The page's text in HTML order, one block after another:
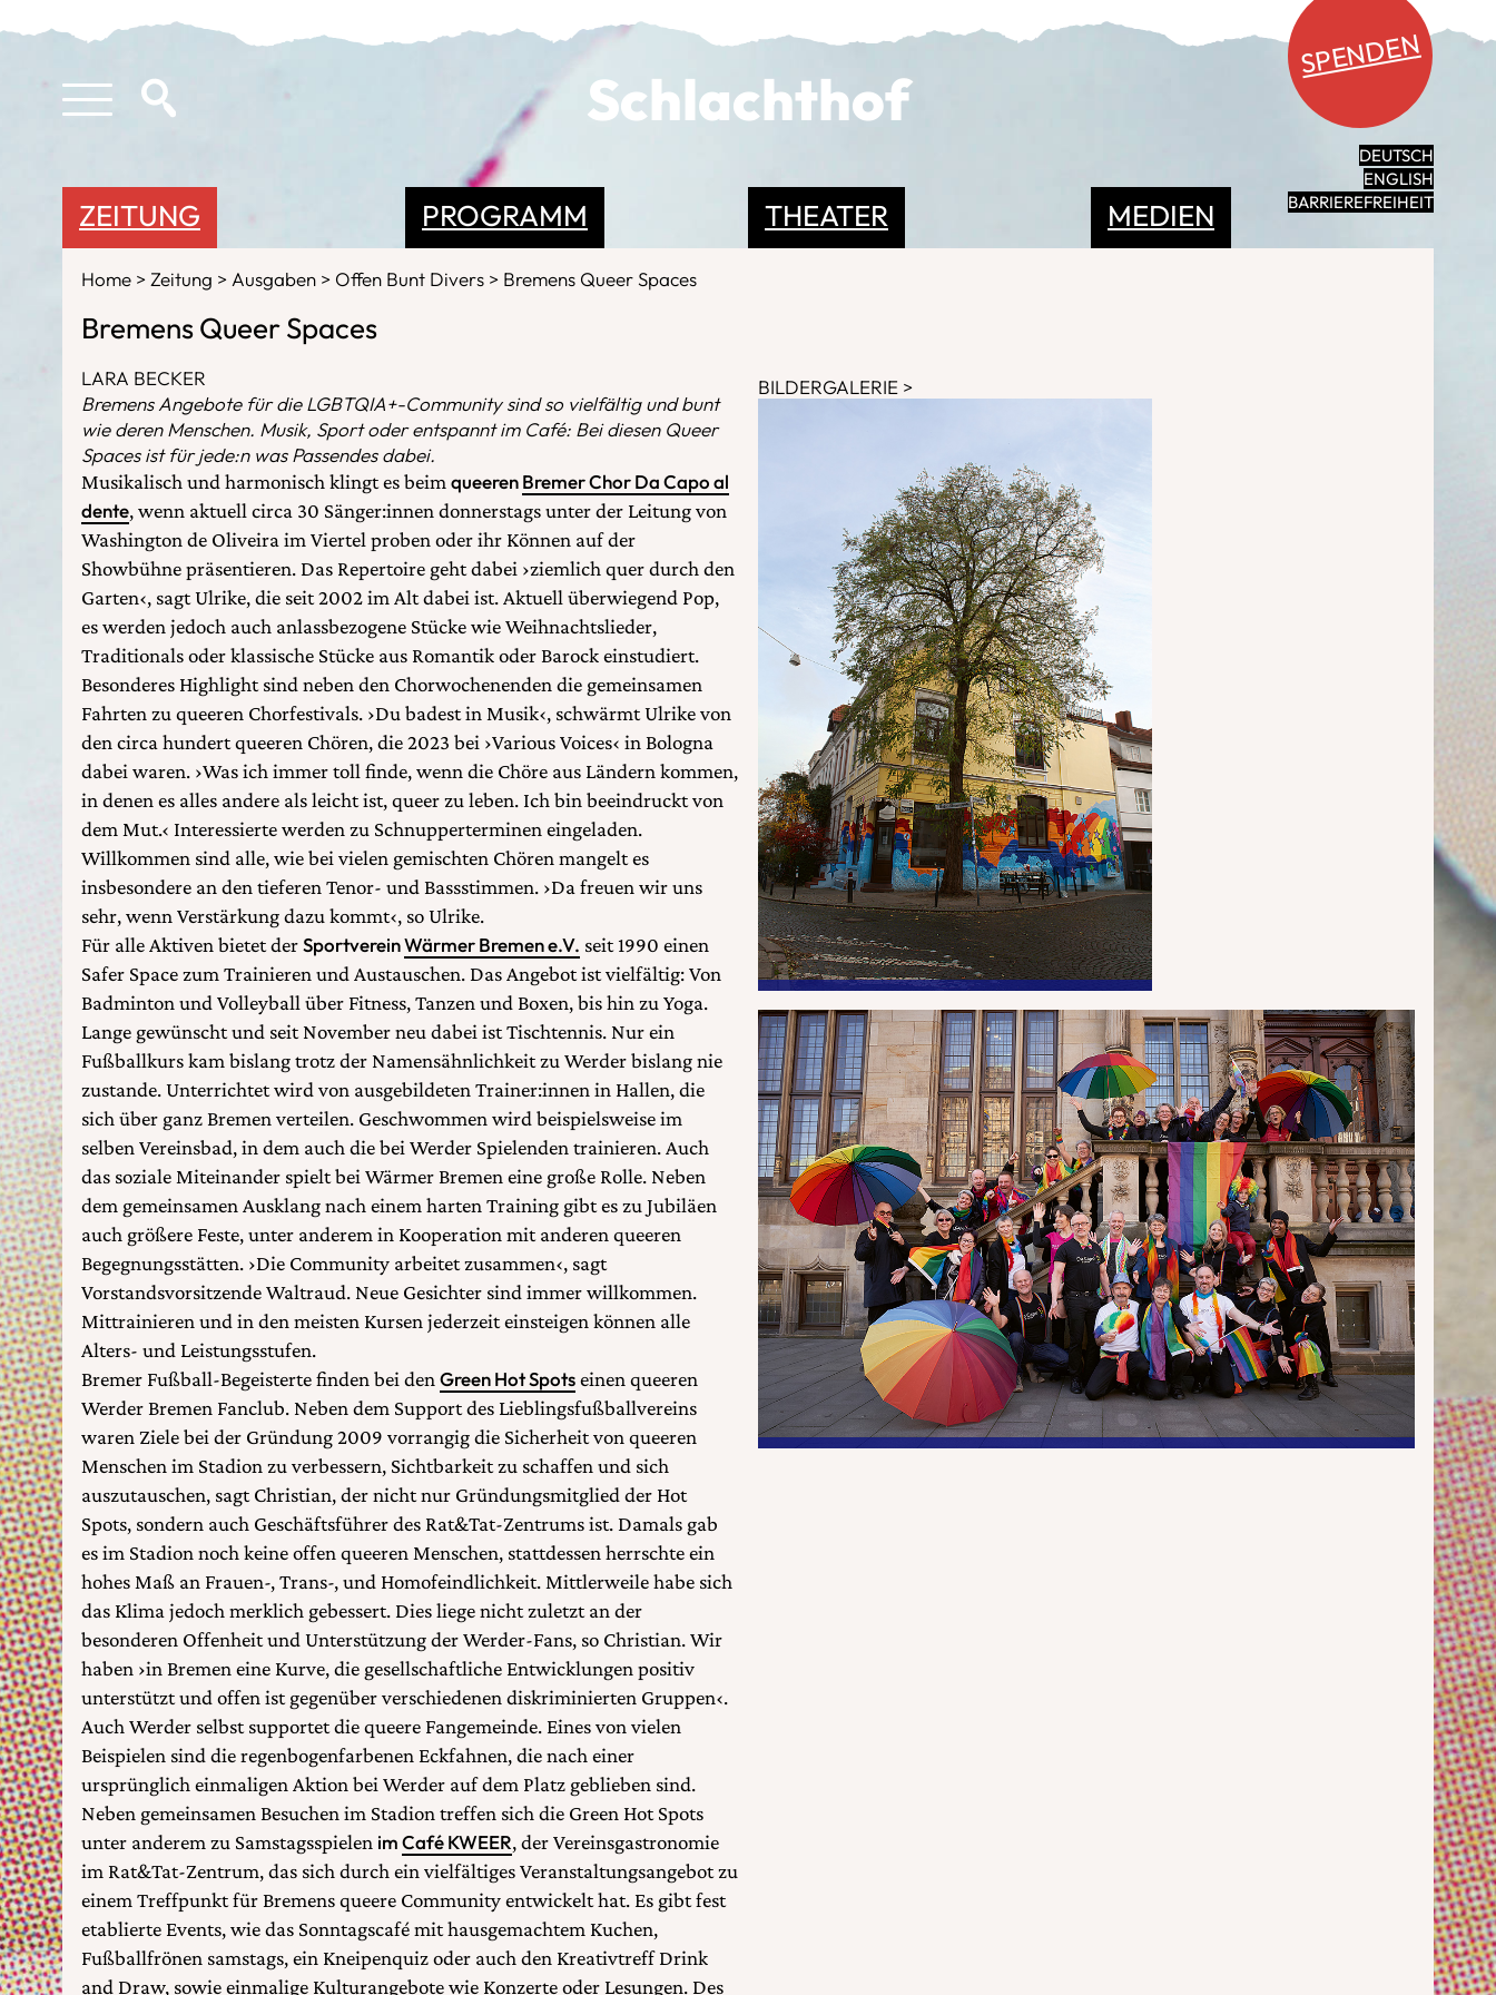
Schlachthof
SPENDEN
DEUTSCH
ENGLISH
BARRIEREFREIHEIT
PROGRAMM THEATER MEDIEN
ZEITUNG
Home Zeitung Ausgaben Offen Bunt Divers Bremens Queer Spaces
Bremens Queer Spaces
LARA BECKER
Bremens Angebote für die LGBTQIA+-Community sind so vielfältig und bunt
wie deren Menschen. Musik, Sport oder entspannt im Café: Bei diesen Queer
Spaces ist für jede:n was Passendes dabei.
Musikalisch und harmonisch klingt es beim queerenBremer Chor Da Capo al
dente, wenn aktuell circa 30 Sänger:innen donnerstags unter der Leitung von
Washington de Oliveira im Viertel proben oder ihr Können auf der
Showbühne präsentieren. Das Repertoire geht dabei ›ziemlich quer durch den
Garten‹, sagt Ulrike, die seit 2002 im Alt dabei ist. Aktuell überwiegend Pop,
es werden jedoch auch anlassbezogene Stücke wie Weihnachtslieder,
Traditionals oder klassische Stücke aus Romantik oder Barock einstudiert.
Besonderes Highlight sind neben den Chorwochenenden die gemeinsamen
Fahrten zu queeren Chorfestivals. ›Du badest in Musik‹, schwärmt Ulrike von
den circa hundert queeren Chören, die 2023 bei ›Various Voices‹ in Bologna
dabei waren. ›Was ich immer toll finde, wenn die Chöre aus Ländern kommen,
in denen es alles andere als leicht ist, queer zu leben. Ich bin beeindruckt von
dem Mut.‹ Interessierte werden zu Schnupperterminen eingeladen.
Willkommen sind alle, wie bei vielen gemischten Chören mangelt es
insbesondere an den tieferen Tenor- und Bassstimmen. ›Da freuen wir uns
sehr, wenn Verstärkung dazu kommt‹, so Ulrike.
Für alle Aktiven bietet derSportvereinWärmer Bremen e.V. seit 1990 einen
Safer Space zum Trainieren und Austauschen. Das Angebot ist vielfältig: Von
Badminton und Volleyball über Fitness, Tanzen und Boxen, bis hin zu Yoga.
Lange gewünscht und seit November neu dabei ist Tischtennis. Nur ein
Fußballkurs kam bislang trotz der Namensähnlichkeit zu Werder bislang nie
zustande. Unterrichtet wird von ausgebildeten Trainer:innen in Hallen, die
sich über ganz Bremen verteilen. Geschwommen wird beispielsweise im
selben Vereinsbad, in dem auch die bei Werder Spielenden trainieren. Auch
das soziale Miteinander spielt bei Wärmer Bremen eine große Rolle. Neben
dem gemeinsamen Ausklang nach einem harten Training gibt es zu Jubiläen
auch größere Feste, unter anderem in Kooperation mit anderen queeren
Begegnungsstätten. ›Die Community arbeitet zusammen‹, sagt
Vorstandsvorsitzende Waltraud. Neue Gesichter sind immer willkommen.
Mittrainieren und in den meisten Kursen jederzeit einsteigen können alle
Alters- und Leistungsstufen.
Bremer Fußball-Begeisterte finden bei den Green Hot Spotseinen queeren
Werder Bremen Fanclub. Neben dem Support des Lieblingsfußballvereins
waren Ziele bei der Gründung 2009 vorrangig die Sicherheit von queeren
Menschen im Stadion zu verbessern, Sichtbarkeit zu schaffen und sich
auszutauschen, sagt Christian, der nicht nur Gründungsmitglied der Hot
Spots, sondern auch Geschäftsführer des Rat&Tat-Zentrums ist. Damals gab
es im Stadion noch keine offen queeren Menschen, stattdessen herrschte ein
hohes Maß an Frauen-, Trans-, und Homofeindlichkeit. Mittlerweile habe sich
das Klima jedoch merklich gebessert. Dies liege nicht zuletzt an der
besonderen Offenheit und Unterstützung der Werder-Fans, so Christian. Wir
haben ›in Bremen eine Kurve, die gesellschaftliche Entwicklungen positiv
unterstützt und offen ist gegenüber verschiedenen diskriminierten Gruppen‹.
Auch Werder selbst supportet die queere Fangemeinde. Eines von vielen
Beispielen sind die regenbogenfarbenen Eckfahnen, die nach einer
ursprünglich einmaligen Aktion bei Werder auf dem Platz geblieben sind.
Neben gemeinsamen Besuchen im Stadion treffen sich die Green Hot Spots
unter anderem zu Samstagsspielen imCafé KWEER, der Vereinsgastronomie
im Rat&Tat-Zentrum, das sich durch ein vielfältiges Veranstaltungsangebot zu
einem Treffpunkt für Bremens queere Community entwickelt hat. Es gibt fest
etablierte Events, wie das Sonntagscafé mit hausgemachtem Kuchen,
Fußballfrönen samstags, ein Kneipenquiz oder auch den Kreativtreff Drink
and Draw, sowie einmalige Kulturangebote wie Konzerte oder Lesungen. Des
BILDERGALERIE